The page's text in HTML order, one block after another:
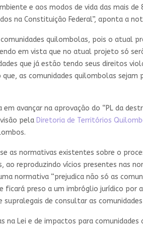
e aos modos de vida das mais
na Constituição Federal”, aponta a
quilombolas, pois o atual
em vista que no atual projeto só
que já estão tendo seus direitos
as comunidades quilombolas sejam
avançar na aprovação do “PL da
pela Diretoria de Territórios
as normativas existentes sobre o
reproduzindo vícios presentes nas
normativa “prejudica não só as
preso a um imbróglio jurídico por
de consultar as
na Lei e de impactos para comunidades